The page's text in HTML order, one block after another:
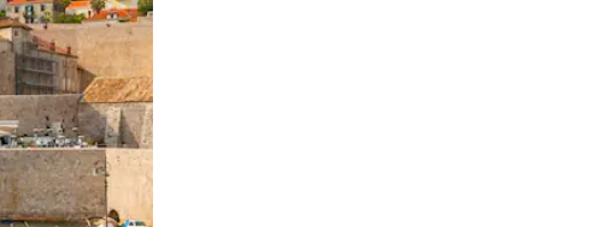
kutelezesha kidole kwenye ishara.